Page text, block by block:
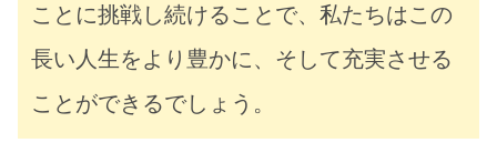
ことに挑戦し続けることで、私たちはこの
長い人生をより豊かに、そして充実させる
ことができるでしょう。